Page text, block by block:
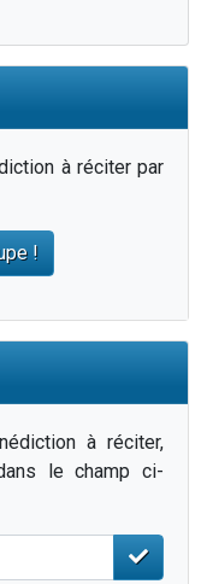
à réciter par
!
à réciter,
le champ ci-